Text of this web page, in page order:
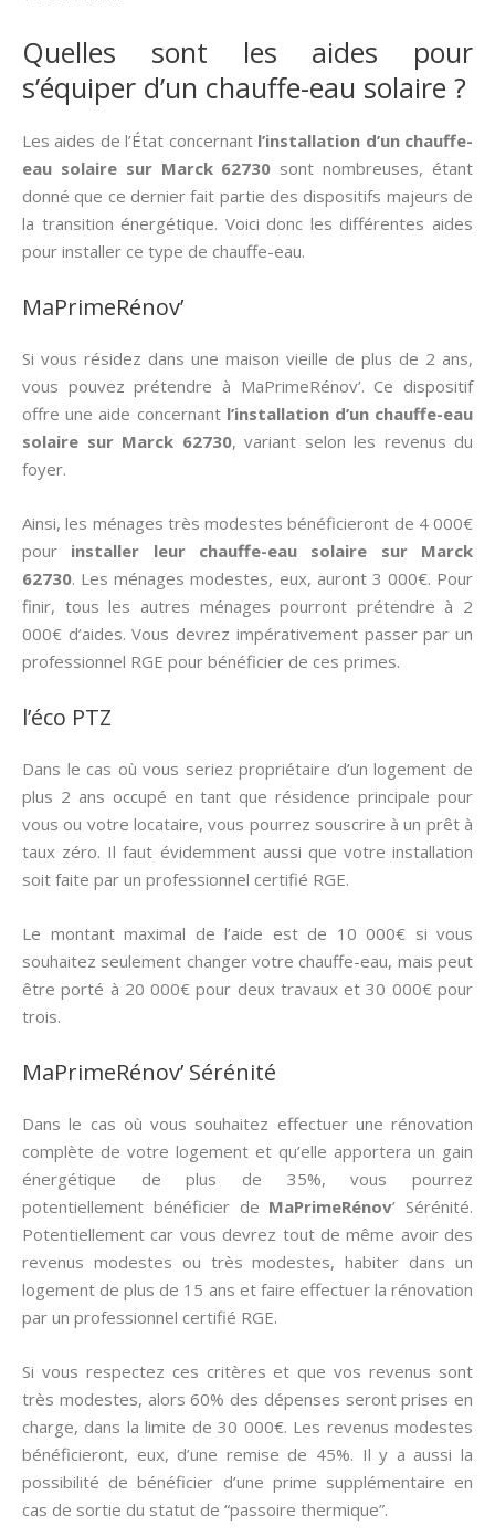
Quelles sont les aides pour
s’équiper d’un chauffe-eau solaire ?
Les aides de l’État concernant l’installation d’un chauffe-
eau solaire sur Marck 62730 sont nombreuses, étant
donné que ce dernier fait partie des dispositifs majeurs de
la transition énergétique. Voici donc les différentes aides
pour installer ce type de chauffe-eau.
MaPrimeRénov’
Si vous résidez dans une maison vieille de plus de 2 ans,
vous pouvez prétendre à MaPrimeRénov’. Ce dispositif
offre une aide concernant l’installation d’un chauffe-eau
solaire sur Marck 62730, variant selon les revenus du
foyer.
Ainsi, les ménages très modestes bénéficieront de 4 000€
pour installer leur chauffe-eau solaire sur Marck
62730. Les ménages modestes, eux, auront 3 000€. Pour
finir, tous les autres ménages pourront prétendre à 2
000€ d’aides. Vous devrez impérativement passer par un
professionnel RGE pour bénéficier de ces primes.
l’éco PTZ
Dans le cas où vous seriez propriétaire d’un logement de
plus 2 ans occupé en tant que résidence principale pour
vous ou votre locataire, vous pourrez souscrire à un prêt à
taux zéro. Il faut évidemment aussi que votre installation
soit faite par un professionnel certifié RGE.
Le montant maximal de l’aide est de 10 000€ si vous
souhaitez seulement changer votre chauffe-eau, mais peut
être porté à 20 000€ pour deux travaux et 30 000€ pour
trois.
MaPrimeRénov’ Sérénité
Dans le cas où vous souhaitez effectuer une rénovation
complète de votre logement et qu’elle apportera un gain
énergétique de plus de 35%, vous pourrez
potentiellement bénéficier de MaPrimeRénov’ Sérénité.
Potentiellement car vous devrez tout de même avoir des
revenus modestes ou très modestes, habiter dans un
logement de plus de 15 ans et faire effectuer la rénovation
par un professionnel certifié RGE.
Si vous respectez ces critères et que vos revenus sont
très modestes, alors 60% des dépenses seront prises en
charge, dans la limite de 30 000€. Les revenus modestes
bénéficieront, eux, d’une remise de 45%. Il y a aussi la
possibilité de bénéficier d’une prime supplémentaire en
cas de sortie du statut de “passoire thermique”.